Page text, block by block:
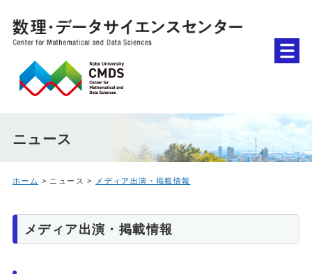
ニュース
ホーム > ニュース > メディア出演・掲載情報
メディア出演・掲載情報